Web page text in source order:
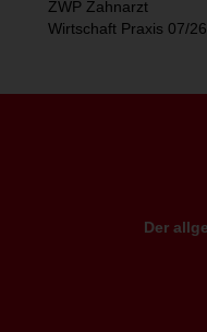
ZWP Zahnarzt
Wirtschaft Praxis 07/26
Der